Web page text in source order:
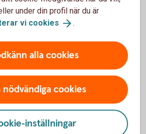
som håller vad den lovar, där
är långsiktig och där resultaten
som ger additionalitet, det vill säga
skulle ha genomförts
inte leder till negativa
exempel att människor tvingas lämna
ge plats för planteringar
sidoeffekter tas tillvara. Det
exempelvis högre grad av
under din profil när du är
vi cookies .
alla cookies
nödvändiga cookies
inställningar